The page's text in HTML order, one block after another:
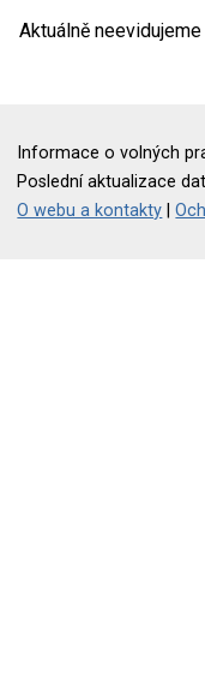
Aktuálně
Informace o volných
Poslední aktualizace
O webu a kontakty |